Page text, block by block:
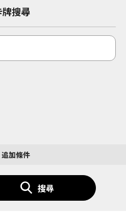
牌搜尋
追加條件
搜尋